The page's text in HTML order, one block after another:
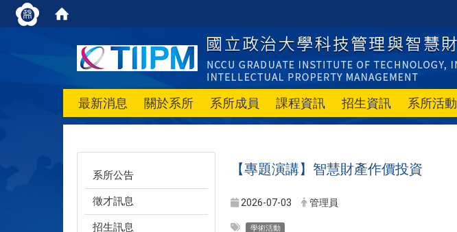
最新消息 關於系所 系所成員 課程資訊 招生資訊 系所活動
系所公告
徵才訊息
招生訊息
【專題演講】智慧財產作價投資
2026-07-03 管理員
學術活動